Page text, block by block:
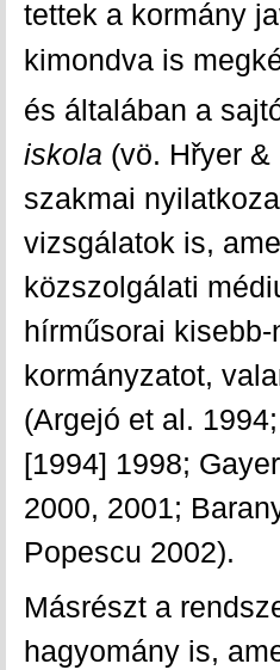
tettek a kormány
kimondva is
és általában a
iskola (vö. Hřyer
szakmai
vizsgálatok is,
közszolgálati
hírműsorai
kormányzatot,
(Argejó et al.
[1994] 1998;
2000, 2001;
Popescu 2002).
Másrészt a
hagyomány is,